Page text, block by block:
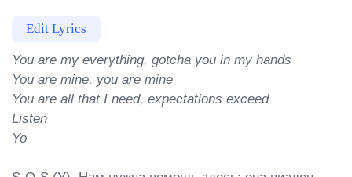
Edit Lyrics
You are my everything, gotcha you in my hands
You are mine, you are mine
You are all that I need, expectations exceеd
Listen
Yo